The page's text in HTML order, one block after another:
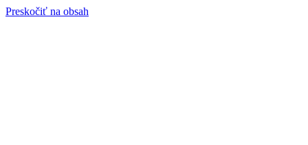
Preskočiť na obsah